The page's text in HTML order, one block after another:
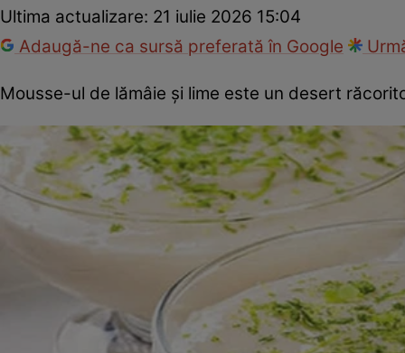
Ultima actualizare: 21 iulie 2026 15:04
Adaugă-ne ca sursă preferată în Google
Mousse-ul de lămâie și lime este un desert